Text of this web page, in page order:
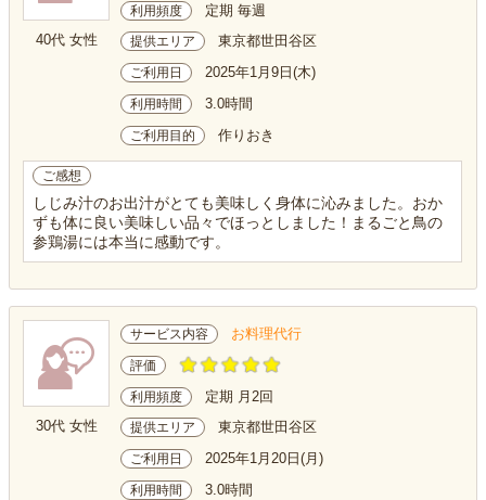
40代 女性
利用頻度 定期 毎週
提供エリア 東京都世田谷区
ご利用日 2025年1月9日(木)
利用時間 3.0時間
ご利用目的 作りおき
ご感想
しじみ汁のお出汁がとても美味しく身体に沁みました。おか
ずも体に良い美味しい品々でほっとしました！まるごと鳥の
参鶏湯には本当に感動です。
30代 女性
サービス内容 お料理代行
評価
利用頻度 定期 月2回
提供エリア 東京都世田谷区
ご利用日 2025年1月20日(月)
利用時間 3.0時間